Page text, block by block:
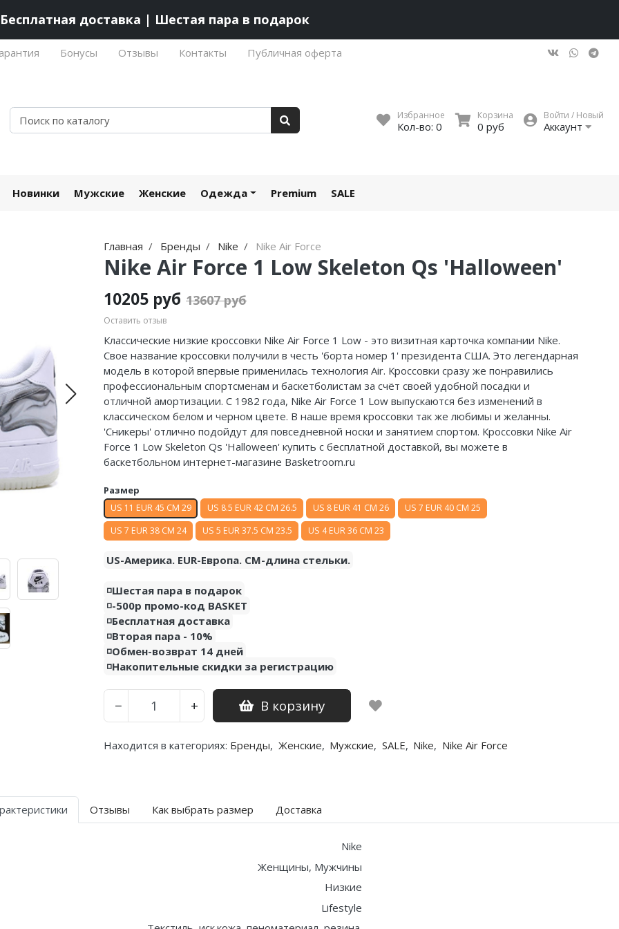
Бесплатная доставка | Шестая пара в подарок
Бонусы Отзывы Контакты Публичная оферта
Избранное
Кол-во: 0
Корзина
0 руб
Войти / Новый
Аккаунт
Новинки Мужские Женские Одежда Premium SALE
Главная Бренды Nike Nike Air Force
Nike Air Force 1 Low Skeleton Qs 'Halloween'
10205 руб 13607 руб
Оставить отзыв
Классические низкие кроссовки Nike Air Force 1 Low - это визитная карточка компании Nike.
Свое название кроссовки получили в честь 'борта номер 1' президента США. Это легендарная
модель в которой впервые применилась технология Air. Кроссовки сразу же понравились
профессиональным спортсменам и баскетболистам за счёт своей удобной посадки и
отличной амортизации. С 1982 года, Nike Air Force 1 Low выпускаются без изменений в
классическом белом и черном цвете. В наше время кроссовки так же любимы и желанны.
'Сникеры' отлично подойдут для повседневной носки и занятием спортом. Кроссовки Nike Air
Force 1 Low Skeleton Qs 'Halloween' купить с бесплатной доставкой, вы можете в
баскетбольном интернет-магазине Basketroom.ru
Размер
US 11 EUR 45 CM 29 US 8.5 EUR 42 CM 26.5 US 8 EUR 41 CM 26
US 7 EUR 40 CM 25
US 7 EUR 38 CM 24
US 5 EUR 37.5 CM 23.5 US 4 EUR 36 CM 23
US-Америка. EUR-Европа. CM-длина стельки.
◽️Шестая пара в подарок
◽️-500р промо-код BASKET
◽️Бесплатная доставка
◽️Вторая пара - 10%
◽️Обмен-возврат 14 дней
◽️Накопительные скидки за регистрацию
− + В корзину
Находится в категориях: Бренды, Женские, Мужские, SALE, Nike, Nike Air Force
Отзывы Как выбрать размер Доставка
Nike
Женщины, Мужчины
Низкие
Lifestyle